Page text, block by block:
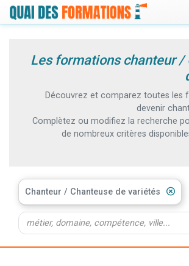
Les formations chanteur /
Découvrez et comparez toutes les
devenir
Complètez ou modifiez la recherche
de nombreux critères
Chanteur / Chanteuse de variétés